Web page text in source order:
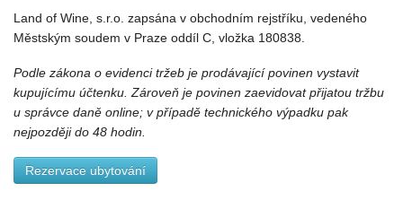
Land of Wine, s.r.o. zapsána v obchodním rejstříku, vedeného
Městským soudem v Praze oddíl C, vložka 180838.
Podle zákona o evidenci tržeb je prodávající povinen vystavit
kupujícímu účtenku. Zároveň je povinen zaevidovat přijatou tržbu
u správce daně online; v případě technického výpadku pak
nejpozději do 48 hodin.
Rezervace ubytování